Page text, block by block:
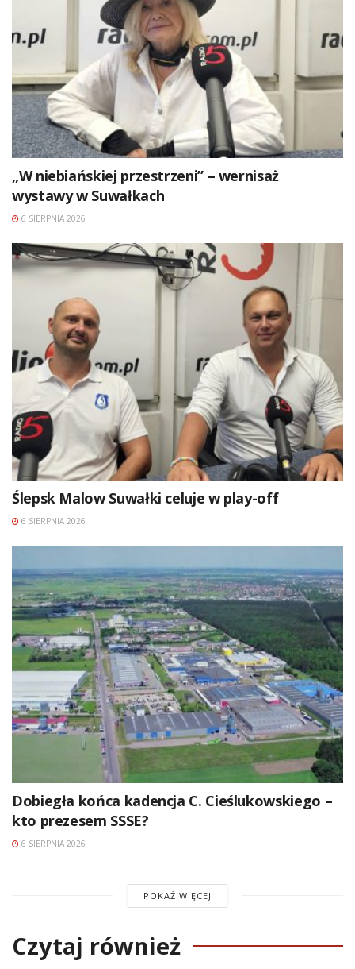
„W niebiańskiej przestrzeni” – wernisaż
wystawy w Suwałkach
6 SIERPNIA 2026
Ślepsk Malow Suwałki celuje w play-off
6 SIERPNIA 2026
Dobiegła końca kadencja C. Cieślukowskiego –
kto prezesem SSSE?
6 SIERPNIA 2026
POKAŻ WIĘCEJ
Czytaj również